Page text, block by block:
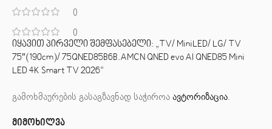
0
0
მიმოხილვა
იყავით პირველი შემფასებელი: „TV/ MiniLED/ LG/ TV
75″(190cm)/ 75QNED85B6B.AMCN QNED evo AI QNED85 Mini
LED 4K Smart TV 2026“
გამოხმაურების გასაგზავნად საჭიროაავტორიზაცია.